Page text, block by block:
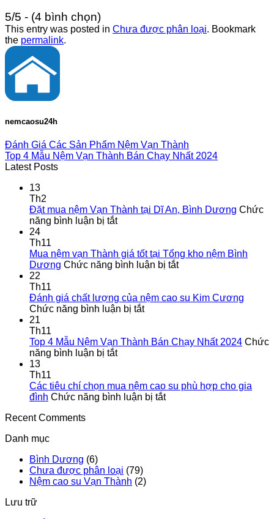
5/5 - (4 bình chọn)
This entry was posted in Chưa được phân loại. Bookmark
the permalink.
nemcaosu24h
Đánh Giá Các Sản Phẩm Nệm Vạn Thành
Top 4 Mẫu Nệm Vạn Thành Bán Chạy Nhất 2024
Latest Posts
13
Th2
Đặt mua nệm Vạn Thành tại Dĩ An, Bình Dương Chức
năng bình luận bị tắtở
nệm
Vạn
Dĩ
An,
24
Th11
Mua nệm vạn Thành giá tốt tại Tổng kho nệm Bình
Dương Chức năng bình luận bị tắtở
vạn
tại
Bình
22
Th11
Đánh giá chất lượng của nệm cao su Kim Cương
Chức năng bình luận bị tắtở
chất
cao
su
21
Th11
Top 4 Mẫu Nệm Vạn Thành Bán Chạy Nhất 2024 Chức
năng bình luận bị tắtở
Mẫu
Nệm
13
Th11
Các tiêu chí chọn mua nệm cao su phù hợp cho gia
đình Chức năng bình luận bị tắtở
Recent Comments
Danh mục
Bình Dương (6)
Chưa được phân loại (79)
Nệm cao su Vạn Thành (2)
Lưu trữ